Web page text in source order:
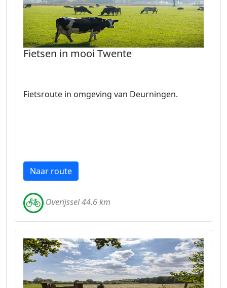
Fietsen in mooi Twente
Fietsroute in omgeving van Deurningen.
Naar route
Overijssel 44.6 km